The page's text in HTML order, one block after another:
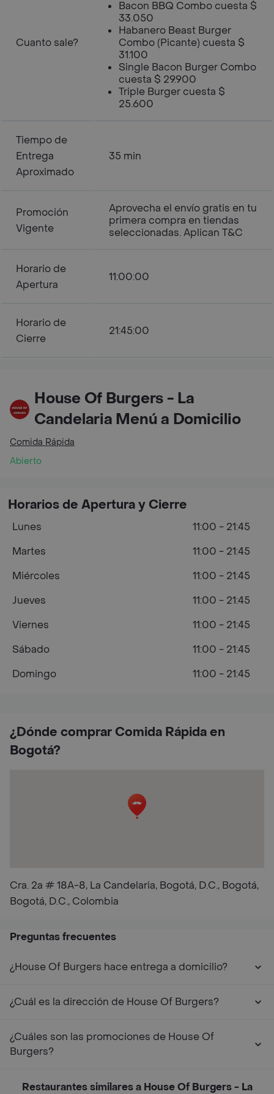
Cuanto sale?
Bacon BBQ Combo cuesta $
33.050
Habanero Beast Burger
Combo (Picante) cuesta $
31.100
Single Bacon Burger Combo
cuesta $ 29.900
Triple Burger cuesta $
25.600
Tiempo de
Entrega
Aproximado
35 min
Promoción
Vigente
Aprovecha el envío gratis en tu
primera compra en tiendas
seleccionadas. Aplican T&C
Horario de
Apertura
11:00:00
Horario de
Cierre
21:45:00
House Of Burgers - La
Candelaria Menú a Domicilio
Comida Rápida
Abierto
¿Dónde comprar Comida Rápida en
Bogotá?
Cra. 2a # 18A-8, La Candelaria, Bogotá, D.C., Bogotá,
Bogotá, D.C., Colombia
Horarios de Apertura y Cierre
Lunes
11:00 - 21:45
Martes
11:00 - 21:45
Miércoles
11:00 - 21:45
Jueves
11:00 - 21:45
Viernes
11:00 - 21:45
Sábado
11:00 - 21:45
Domingo
11:00 - 21:45
Preguntas frecuentes
¿House Of Burgers hace entrega a domicilio?
¿Cuál es la dirección de House Of Burgers?
¿Cuáles son las promociones de House Of
Burgers?
Restaurantes similares a House Of Burgers - La